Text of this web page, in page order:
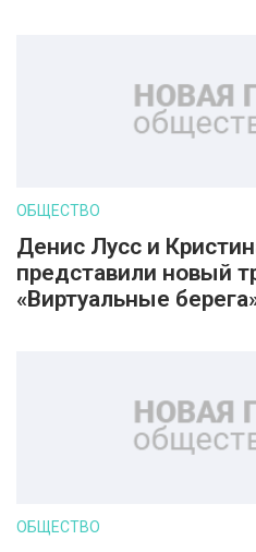
ОБЩЕСТВО
Денис Лусс и
представили новый
«Виртуальные
ОБЩЕСТВО